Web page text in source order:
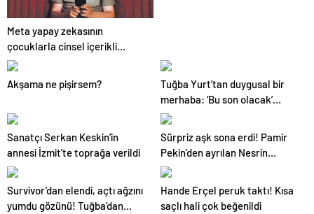
Meta yapay zekasının
çocuklarla cinsel içerikli
konuşması
Akşama ne pişirsem?
Tuğba Yurt’tan duygusal bir
merhaba: ‘Bu son olacak’
yayında
Sanatçı Serkan Keskin’in
annesi İzmit’te toprağa verildi
Sürpriz aşk sona erdi! Pamir
Pekin’den ayrılan Nesrin
Cavadzade soluğu orada aldı
Survivor’dan elendi, açtı ağzını
yumdu gözünü! Tuğba’dan
Hande Erçel peruk taktı! Kısa
saçlı hali çok beğenildi